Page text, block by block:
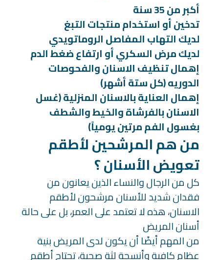
أكبر من 35 سنة
تدخين أو استخدام منتجات التبغ
لديك التهاب المفاصل الروماتويدي
لديك مرض السكري أو ارتفاع ضغط الدم
إهمال تنظيف الاسنان والفحوصات
الدوريه (كل ستة أشهر)
إهمال العناية بالاسنان المنزلية (غسل
الاسنان بالفرشاة والخيط والشطف
بغسول الفم مرتين يومياً)
من هم المرشحين لأطقم
تعويض الأسنان ؟
كل من الرجال والنساء الذين يعانون من
فقدان شديد للأسنان مرشحون لأطقم
الاسنان، هذه لا تعتمد على العمر، بل على حالة
أسنان المريض
من المهم أيضًا أن يكون لدى المريض بنية
عظام كافية وأنسجة لثة صحية، تحتاج أطقم